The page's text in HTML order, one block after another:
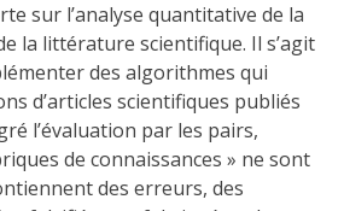
sur l’analyse quantitative de la
la littérature scientifique. Il s’agit
des algorithmes qui
d’articles scientifiques publiés
l’évaluation par les pairs,
de connaissances » ne sont
des erreurs, des